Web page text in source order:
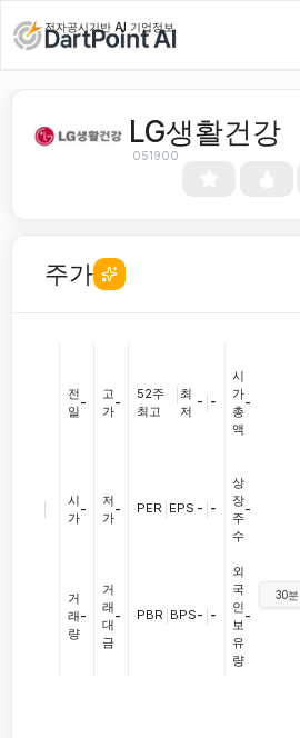
전자공시기반 AI 기업정보
LG생활건강
051900
주가
전
일
-
시
가
-
거
래
량
-
고
가
-
저
가
-
거
래
대
금
-
52주
최고
최
저
- -
PER EPS - -
PBR BPS- -
시
가
총
액
-
상
장
주
수
-
외
국
인
보
유
량
-
30분